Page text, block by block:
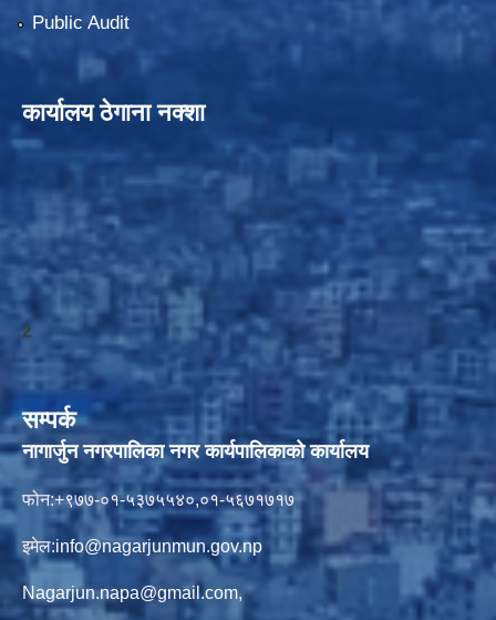
Public Audit
कार्यालय ठेगाना नक्शा
2
सम्पर्क
नागार्जुन नगरपालिका नगर कार्यपालिकाको कार्यालय
फोन:+९७७-०१-५३७५५४०,०१-५६७१७१७
इमेल:info@nagarjunmun.gov.np
Nagarjun.napa@gmail.com,